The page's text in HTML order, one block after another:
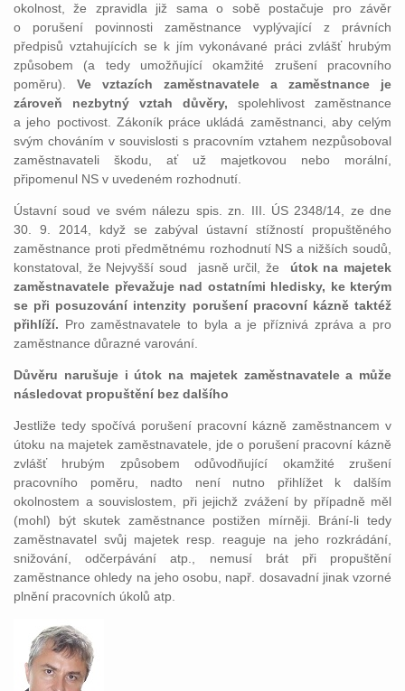
okolnost, že zpravidla již sama o sobě postačuje pro závěr
o porušení povinnosti zaměstnance vyplývající z právních
předpisů vztahujících se k jím vykonávané práci zvlášť hrubým
způsobem (a tedy umožňující okamžité zrušení pracovního
poměru). Ve vztazích zaměstnavatele a zaměstnance je
zároveň nezbytný vztah důvěry, spolehlivost zaměstnance
a jeho poctivost. Zákoník práce ukládá zaměstnanci, aby celým
svým chováním v souvislosti s pracovním vztahem nezpůsoboval
zaměstnavateli škodu, ať už majetkovou nebo morální,
připomenul NS v uvedeném rozhodnutí.
Ústavní soud ve svém nálezu spis. zn. III. ÚS 2348/14, ze dne
30. 9. 2014,
když se zabýval ústavní stížností propuštěného
zaměstnance proti předmětnému rozhodnutí NS a nižších soudů,
konstatoval, že Nejvyšší soud jasně určil, že útok na majetek
zaměstnavatele převažuje nad ostatními hledisky, ke kterým
se při posuzování intenzity porušení pracovní kázně taktéž
přihlíží. Pro zaměstnavatele to byla a je příznivá zpráva a pro
zaměstnance důrazné varování.
Důvěru narušuje i útok na majetek zaměstnavatele a může
následovat propuštění bez dalšího
Jestliže tedy spočívá porušení pracovní kázně zaměstnancem v
útoku na majetek zaměstnavatele, jde o porušení pracovní kázně
zvlášť hrubým způsobem odůvodňující okamžité zrušení
pracovního poměru, nadto není nutno přihlížet k dalším
okolnostem a souvislostem, při jejichž zvážení by případně měl
(mohl) být skutek zaměstnance postižen mírněji. Brání-li tedy
zaměstnavatel svůj majetek resp. reaguje na jeho rozkrádání,
snižování, odčerpávání atp., nemusí brát při propuštění
zaměstnance ohledy na jeho osobu, např. dosavadní jinak vzorné
plnění pracovních úkolů atp.